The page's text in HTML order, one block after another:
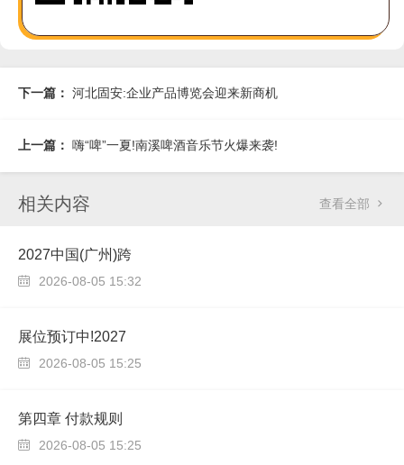
下一篇： 河北固安:企业产品博览会迎来新商机
上一篇： 嗨“啤”一夏!南溪啤酒音乐节火爆来袭!
相关内容 查看全部 
2027中国(广州)跨
 2026-08-05 15:32
展位预订中!2027
 2026-08-05 15:25
第四章 付款规则
 2026-08-05 15:25